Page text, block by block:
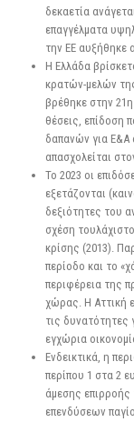
δεκαετία
επαγγέλματα
την ΕΕ αυξήθηκε
Η Ελλάδα
κρατών-μελών
βρέθηκε στην
θέσεις, επίδοση
δαπανών για Ε&Α
απασχολείται
Το 2023 οι
εξετάζονται
δεξιότητες του
σχέση
κρίσης (2013).
περίοδο και το
περιφέρεια της
χώρας. Η Αττική
τις δυνατότητες
εγχώρια
Ενδεικτικά, η
περίπου 1 στα 2
άμεσης
επενδύσεων